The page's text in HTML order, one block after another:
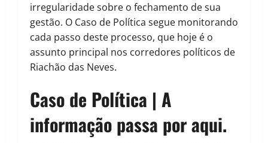
irregularidade sobre o fechamento de sua
gestão. O Caso de Política segue monitorando
cada passo deste processo, que hoje é o
assunto principal nos corredores políticos de
Riachão das Neves.
Caso de Política | A
informação passa por aqui.